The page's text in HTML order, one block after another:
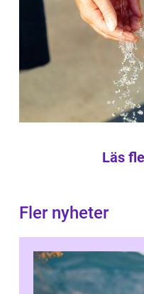
Läs
Fler nyheter